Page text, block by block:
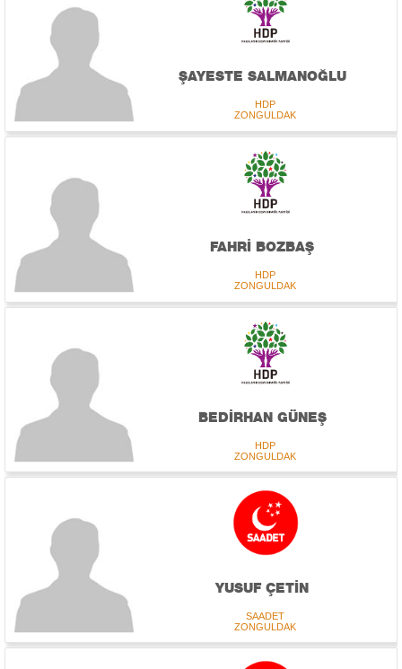
ŞAYESTE SALMANOĞLU
HDP
ZONGULDAK
FAHRİ BOZBAŞ
HDP
ZONGULDAK
BEDİRHAN GÜNEŞ
HDP
ZONGULDAK
YUSUF ÇETİN
SAADET
ZONGULDAK